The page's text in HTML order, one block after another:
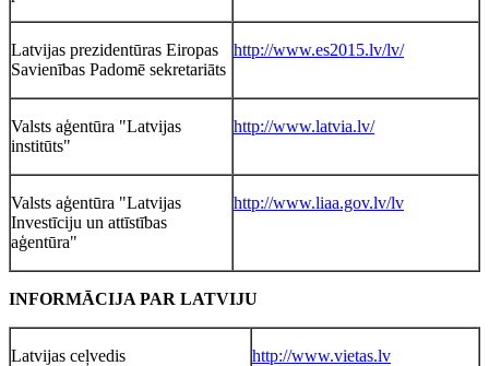
Latvijas prezidentūras Eiropas
Savienības Padomē sekretariāts
http://www.es2015.lv/lv/
Valsts aģentūra "Latvijas
institūts"
http://www.latvia.lv/
Valsts aģentūra "Latvijas
Investīciju un attīstības
aģentūra"
http://www.liaa.gov.lv/lv
INFORMĀCIJA PAR LATVIJU
Latvijas ceļvedis http://www.vietas.lv